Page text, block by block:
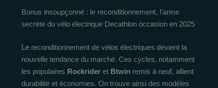
Bonus insoupçonné : le reconditionnement, l’arme
secrète du vélo électrique Decathlon occasion en 2025
Le reconditionnement de vélos électriques devient la
nouvelle tendance du marché. Ces cycles, notamment
les populaires Rockrider et Btwin remis à neuf, allient
durabilité et économies. On trouve ainsi des modèles